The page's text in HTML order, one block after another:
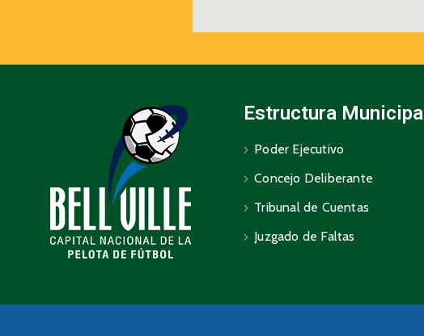
Estructura Municipal
Poder Ejecutivo
Concejo Deliberante
Tribunal de Cuentas
Juzgado de Faltas